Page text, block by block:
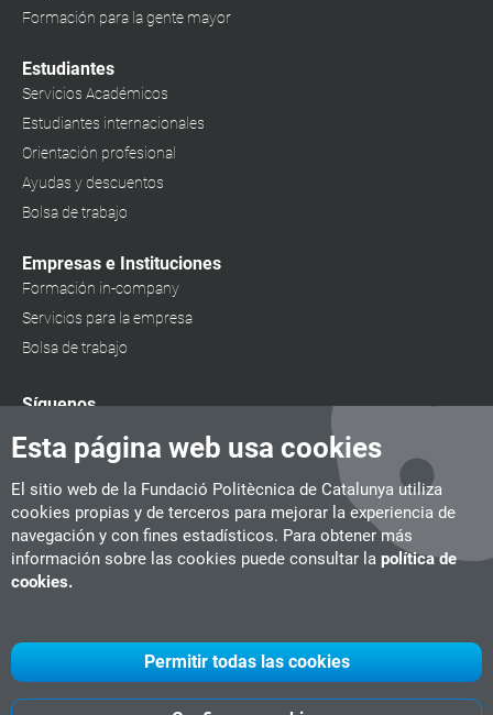
Esta página web usa cookies
El sitio web de la Fundació Politècnica de Catalunya utiliza
cookies propias y de terceros para mejorar la experiencia de
navegación y con fines estadísticos. Para obtener más
información sobre las cookies puede consultar la política de
cookies.
Permitir todas las cookies
Formación para la gente mayor
Estudiantes
Servicios Académicos
Estudiantes internacionales
Orientación profesional
Ayudas y descuentos
Bolsa de trabajo
Empresas e Instituciones
Formación in-company
Servicios para la empresa
Bolsa de trabajo
Síguenos